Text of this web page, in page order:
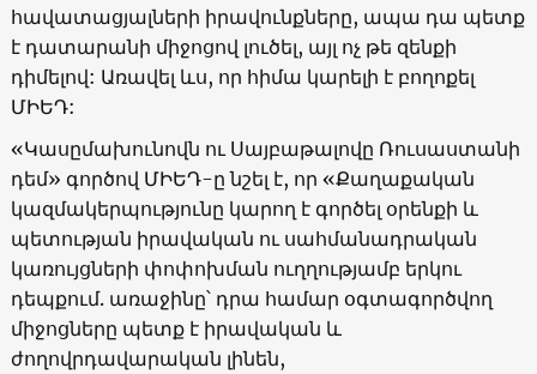
հավատացյալների իրավունքները, ապա դա պետք
է դատարանի միջոցով լուծել, այլ ոչ թե զենքի
դիմելով: Առավել ևս, որ հիմա կարելի է բողոքել
ՄԻԵԴ:
«Կասըմախունովն ու Սայբաթալովը Ռուսաստանի
դեմ» գործով ՄԻԵԴ-ը նշել է, որ «Քաղաքական
կազմակերպությունը կարող է գործել օրենքի և
պետության իրավական ու սահմանադրական
կառույցների փոփոխման ուղղությամբ երկու
դեպքում. առաջինը՝ դրա համար օգտագործվող
միջոցները պետք է իրավական և
ժողովրդավարական լինեն,